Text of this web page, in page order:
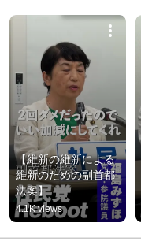
【維新の維新による
維新のための副首都
法案】
4.1K views